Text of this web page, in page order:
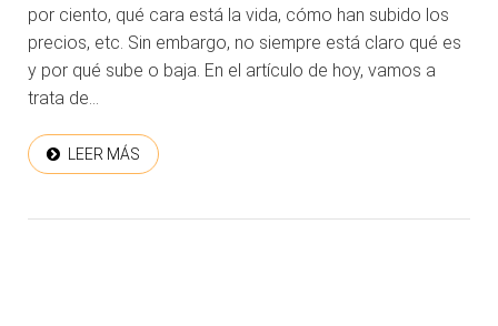
por ciento, qué cara está la vida, cómo han subido los
precios, etc. Sin embargo, no siempre está claro qué es
y por qué sube o baja. En el artículo de hoy, vamos a
trata de...
LEER MÁS